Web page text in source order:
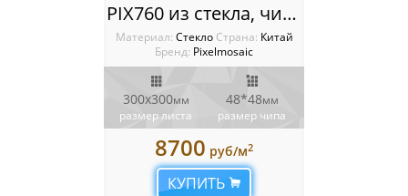
PIX760 из стекла, чип 48x48 мм, сетка 300х300x4 мм
Материал: Стекло Cтрана: Китай
Бренд: Pixelmosaic
300x300мм
размер листа
48*48мм
размер чипа
8700 руб/м2
КУПИТЬ